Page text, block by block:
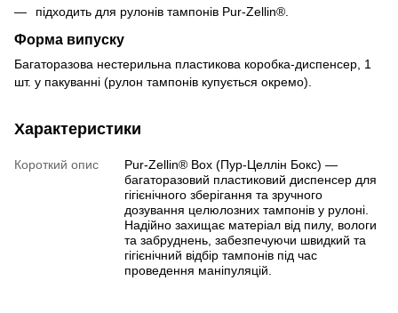
підходить для рулонів тампонів Pur-Zellin®.
Форма випуску
Багаторазова нестерильна пластикова коробка-диспенсер, 1
шт. у пакуванні (рулон тампонів купується окремо).
Характеристики
Короткий опис
Pur-Zellin® Box (Пур-Целлін Бокс) —
багаторазовий пластиковий диспенсер для
гігієнічного зберігання та зручного
дозування целюлозних тампонів у рулоні.
Надійно захищає матеріал від пилу, вологи
та забруднень, забезпечуючи швидкий та
гігієнічний відбір тампонів під час
проведення маніпуляцій.